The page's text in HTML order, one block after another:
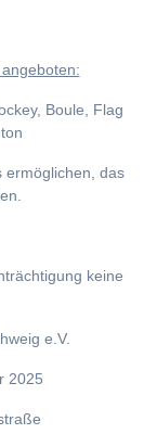
Boule, Flag
ermöglichen, das
keine
e.V.
2025